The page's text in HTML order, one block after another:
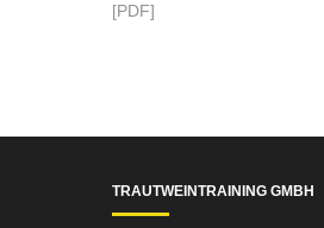
[PDF]
TRAUTWEINTRAINING GMBH